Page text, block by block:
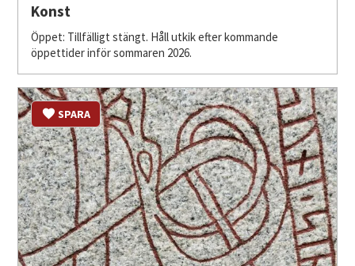
Konst
Öppet: Tillfälligt stängt. Håll utkik efter kommande
öppettider inför sommaren 2026.
SPARA